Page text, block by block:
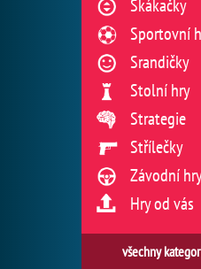
Skákačky
Sportovní
Srandičky
Stolní hry
Strategie
Střílečky
Závodní
Hry od vás
všechny